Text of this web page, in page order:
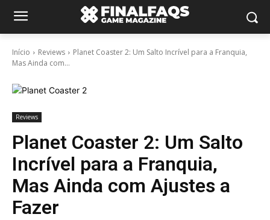
Início Reviews
Planet Coaster 2: Um Salto Incrível para a Franquia,
Mas Ainda com...
Reviews
Planet Coaster 2: Um Salto
Incrível para a Franquia,
Mas Ainda com Ajustes a
Fazer